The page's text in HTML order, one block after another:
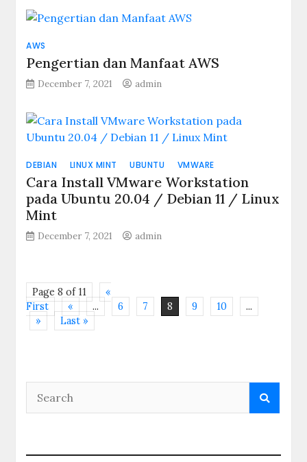
AWS
Pengertian dan Manfaat AWS
December 7, 2021 admin
DEBIAN LINUX MINT UBUNTU VMWARE
Cara Install VMware Workstation
pada Ubuntu 20.04 / Debian 11 / Linux
Mint
December 7, 2021 admin
Page 8 of 11
«
First
« ... 6 7 8 9 10
...
»
Last »